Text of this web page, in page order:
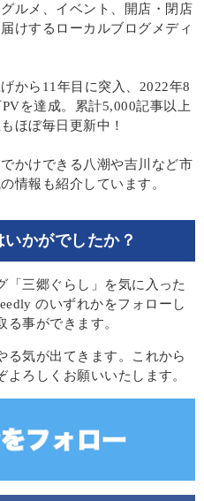
ルメ、イベント、開店・閉店
けするローカルブログメディ
から11年目に突入、2022年8
PVを達成。累計5,000記事以上
ほぼ毎日更新中！
かけできる八潮や吉川など市
情報も紹介しています。
かがでしたか？
「三郷ぐらし」を気に入った
のいずれかをフォローし
事ができます。
る気が出てきます。これから
ろしくお願いいたします。